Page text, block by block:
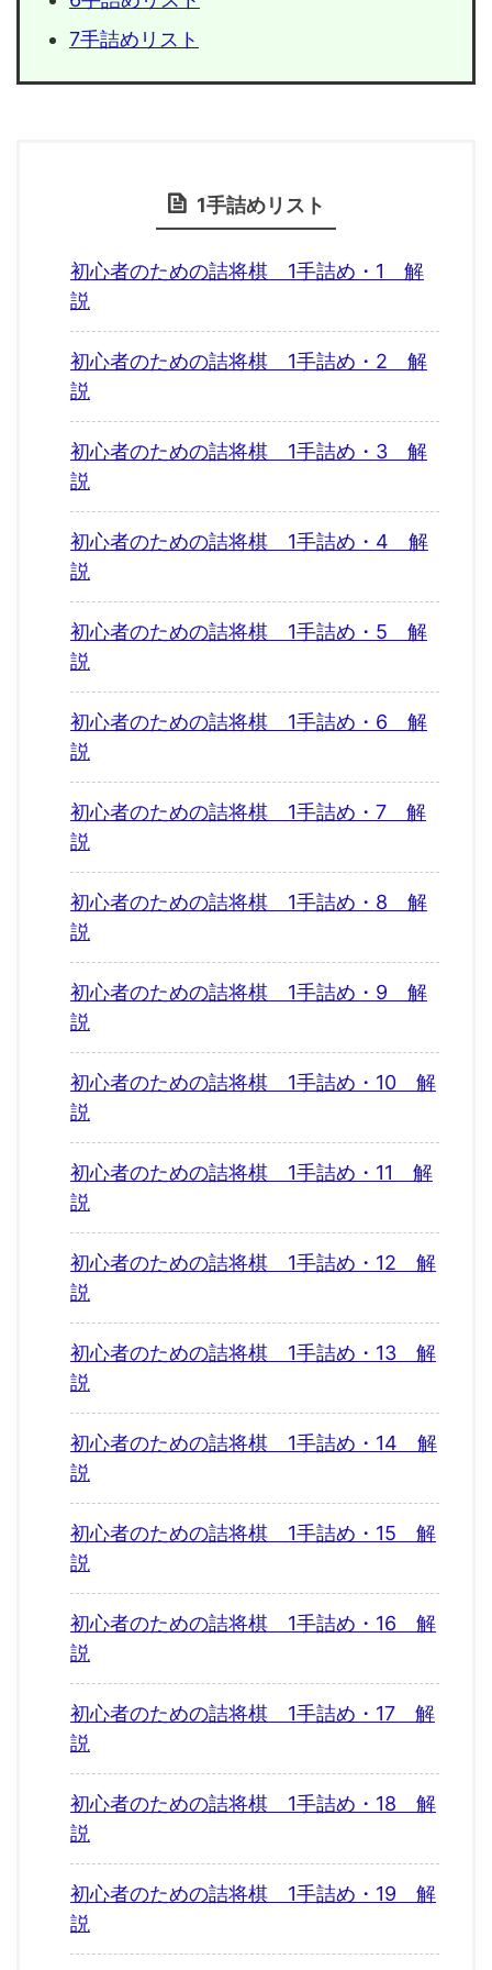
7手詰めリスト
1手詰めリスト
初心者のための詰将棋 1手詰め・1 解
説
初心者のための詰将棋 1手詰め・2 解
説
初心者のための詰将棋 1手詰め・3 解
説
初心者のための詰将棋 1手詰め・4 解
説
初心者のための詰将棋 1手詰め・5 解
説
初心者のための詰将棋 1手詰め・6 解
説
初心者のための詰将棋 1手詰め・7 解
説
初心者のための詰将棋 1手詰め・8 解
説
初心者のための詰将棋 1手詰め・9 解
説
初心者のための詰将棋 1手詰め・10 解
説
初心者のための詰将棋 1手詰め・11 解
説
初心者のための詰将棋 1手詰め・12 解
説
初心者のための詰将棋 1手詰め・13 解
説
初心者のための詰将棋 1手詰め・14 解
説
初心者のための詰将棋 1手詰め・15 解
説
初心者のための詰将棋 1手詰め・16 解
説
初心者のための詰将棋 1手詰め・17 解
説
初心者のための詰将棋 1手詰め・18 解
説
初心者のための詰将棋 1手詰め・19 解
説